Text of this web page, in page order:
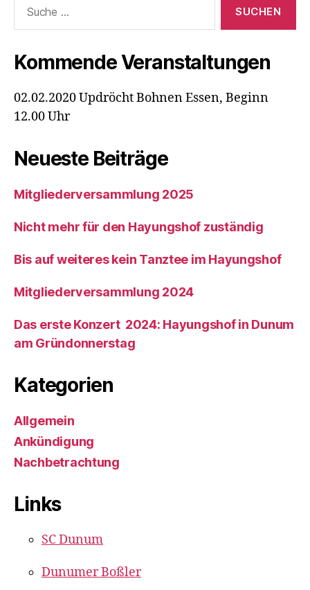
nach:
Kommende Veranstaltungen
02.02.2020 Updröcht Bohnen Essen, Beginn
12.00 Uhr
Neueste Beiträge
Mitgliederversammlung 2025
Nicht mehr für den Hayungshof zuständig
Bis auf weiteres kein Tanztee im Hayungshof
Mitgliederversammlung 2024
Das erste Konzert 2024: Hayungshof in Dunum
am Gründonnerstag
Kategorien
Allgemein
Ankündigung
Nachbetrachtung
Links
SC Dunum
Dunumer Boßler